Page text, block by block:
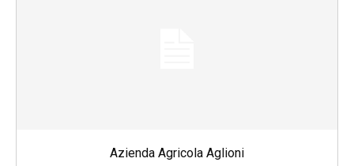
Azienda Agricola Aglioni